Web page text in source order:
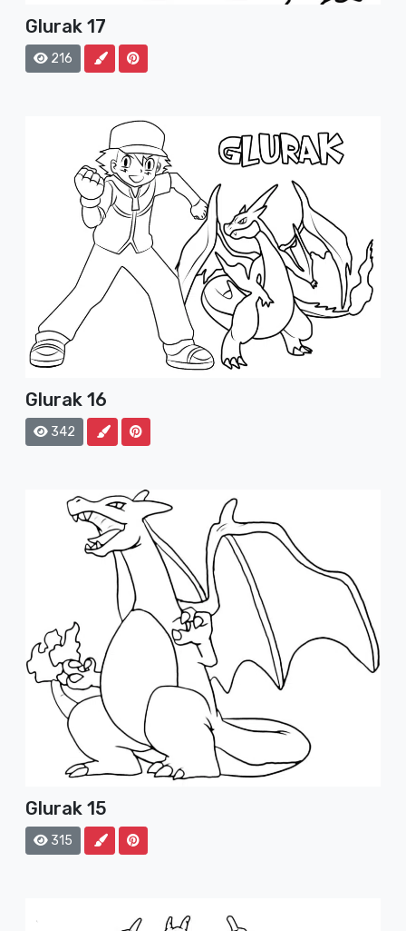
Glurak 17
216
Glurak 16
342
Glurak 15
315